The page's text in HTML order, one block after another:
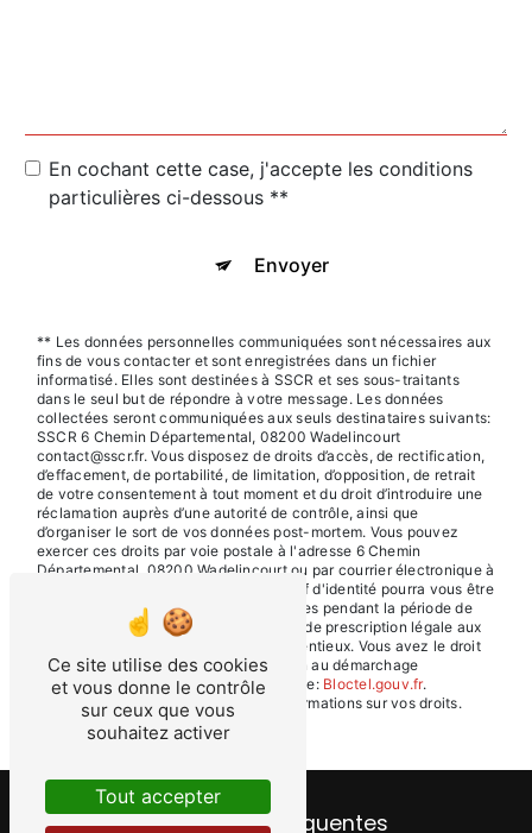
En cochant cette case, j'accepte les conditions
particulières ci-dessous **
Envoyer
** Les données personnelles communiquées sont nécessaires aux
fins de vous contacter et sont enregistrées dans un fichier
informatisé. Elles sont destinées à SSCR et ses sous-traitants
dans le seul but de répondre à votre message. Les données
collectées seront communiquées aux seuls destinataires suivants:
SSCR 6 Chemin Départemental, 08200 Wadelincourt
contact@sscr.fr. Vous disposez de droits d’accès, de rectification,
d’effacement, de portabilité, de limitation, d’opposition, de retrait
de votre consentement à tout moment et du droit d’introduire une
réclamation auprès d’une autorité de contrôle, ainsi que
d’organiser le sort de vos données post-mortem. Vous pouvez
exercer ces droits par voie postale à l'adresse 6 Chemin
Départemental, 08200 Wadelincourt ou par courrier électronique à
l'adresse contact@sscr.fr. Un justificatif d'identité pourra vous être
demandé. Nous conservons vos données pendant la période de
prise de contact puis pendant la durée de prescription légale aux
fins probatoires et de gestion des contentieux. Vous avez le droit
de vous inscrire sur la liste d'opposition au démarchage
téléphonique, disponible à cette adresse: Bloctel.gouv.fr.
Consultez le site cnil.fr pour plus d’informations sur vos droits.
Recherches fréquentes
Ce site utilise des cookies
et vous donne le contrôle
sur ceux que vous
souhaitez activer
Tout accepter